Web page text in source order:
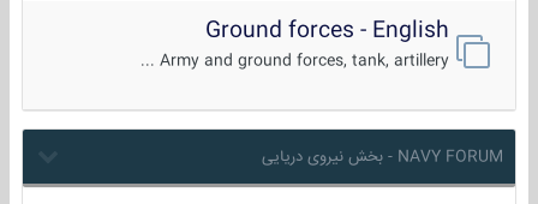
Ground forces - English
Army and ground forces, tank, artillery ...
NAVY FORUM - بخش نیروی دریایی